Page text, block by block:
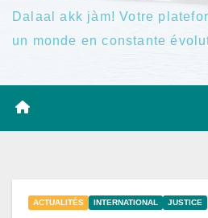
Dalaal akk jàm! Votre
un monde en constante
ACTUALITÉS INTERNATIONAL JUSTICE